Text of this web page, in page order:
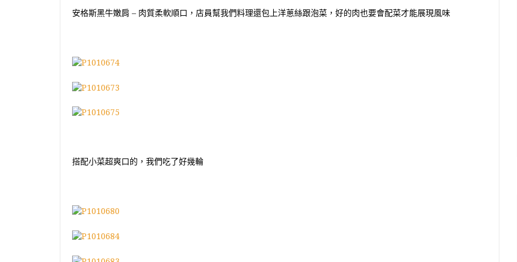
安格斯黑牛嫩肩 – 肉質柔軟順口，店員幫我們料理還包上洋蔥絲跟泡菜，好的肉也要會配菜才能展現風味
搭配小菜超爽口的，我們吃了好幾輪